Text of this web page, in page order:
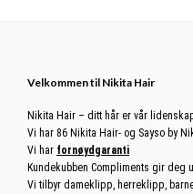
Footer
Velkommen til Nikita Hair
Nikita Hair – ditt hår er vår
Vi har 86 Nikita Hair- og Sayso by
Vi har fornøydgaranti
Kundekubben Compliments gir deg
Vi tilbyr dameklipp, herreklipp,